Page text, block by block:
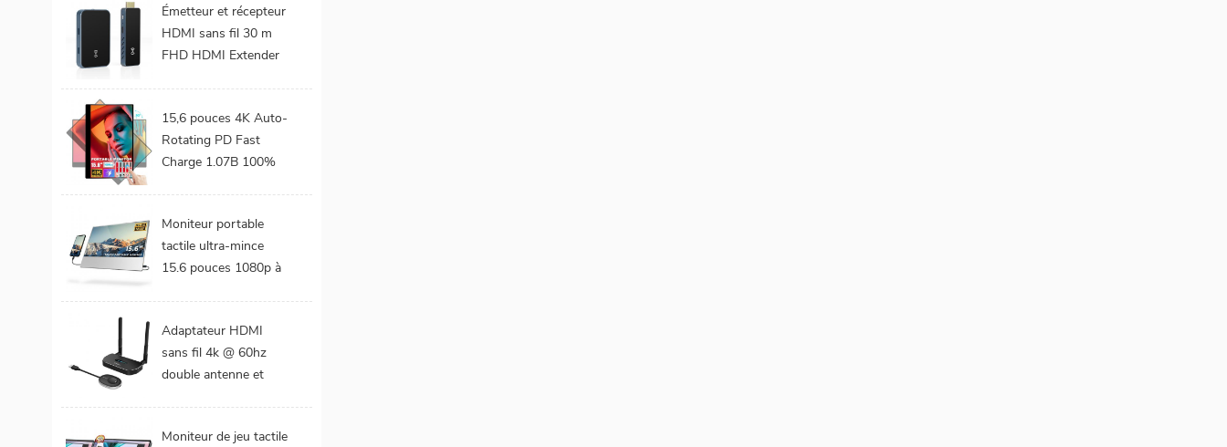
moniteur TV
Émetteur et récepteur
HDMI sans fil 30 m
FHD HDMI Extender
projecteur TV pour les
jeux 0 latence
15,6 pouces 4K Auto-
Rotating PD Fast
Charge 1.07B 100%
intégrée Moniteur
portable tactile pour
ordinateur portable
Moniteur portable
tactile ultra-mince
15.6 pouces 1080p à
Adaptateur HDMI
sans fil 4k @ 60hz
double antenne et
Moniteur de jeu tactile